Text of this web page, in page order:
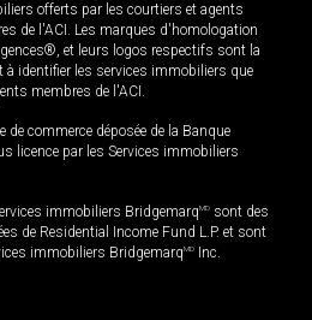
offerts par les courtiers et agents
de l'ACI. Les marques d'homologation
et leurs logos respectifs sont la
à identifier les services immobiliers que
membres de l'ACI.
de commerce déposée de la Banque
licence par les Services immobiliers
immobiliers BridgemarqMD sont des
de Residential Income Fund L.P. et sont
immobiliers BridgemarqMD Inc.